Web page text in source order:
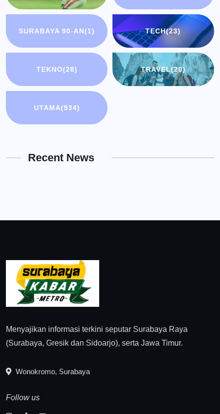
SURABAYA 90-AN(1) TECH(23)
TEKNO(28) TRAVEL(20)
UTAMA(934)
Recent News
Menyajikan informasi terkini seputar Surabaya Raya
(Surabaya, Gresik dan Sidoarjo), serta Jawa Timur.
Wonokromo, Surabaya
Follow us